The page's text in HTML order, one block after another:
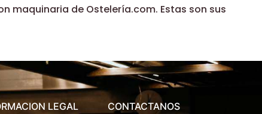
maquinaria de Ostelería.com. Estas son sus
LEGAL CONTACTANOS